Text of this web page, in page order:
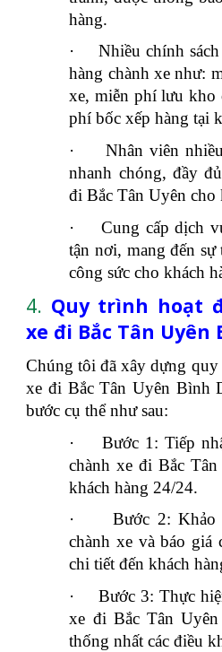
hàng.
·
Nhiều chính
hàng chành xe như:
xe, miễn phí lưu kho
phí bốc xếp hàng tại
·
Nhân viên
nhanh chóng, đầy
đi Bắc Tân Uyên cho
·
Cung cấp dịch
tận nơi, mang đến
công sức cho khách
4. Quy trình hoạt
xe đi Bắc Tân Uyên
Chúng tôi đã xây dựng
xe đi Bắc Tân Uyên Bình
bước cụ thể như sau:
·
Bước 1: Tiếp
chành xe đi Bắc
khách hàng 24/24.
·
Bước 2: Khảo
chành xe và báo giá
chi tiết đến khách
·
Bước 3: Thực
xe đi Bắc Tân
thống nhất các điều